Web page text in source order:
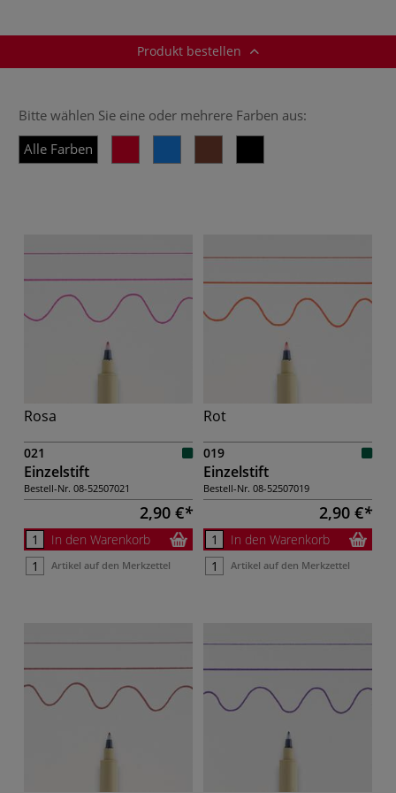
Produkt bestellen
Bitte wählen Sie eine oder mehrere Farben aus:
Alle Farben
Rosa
021
Einzelstift
Bestell-Nr. 08-52507021
2,90 €
In den Warenkorb
Artikel auf den Merkzettel
Rot
019
Einzelstift
Bestell-Nr. 08-52507019
2,90 €
In den Warenkorb
Artikel auf den Merkzettel